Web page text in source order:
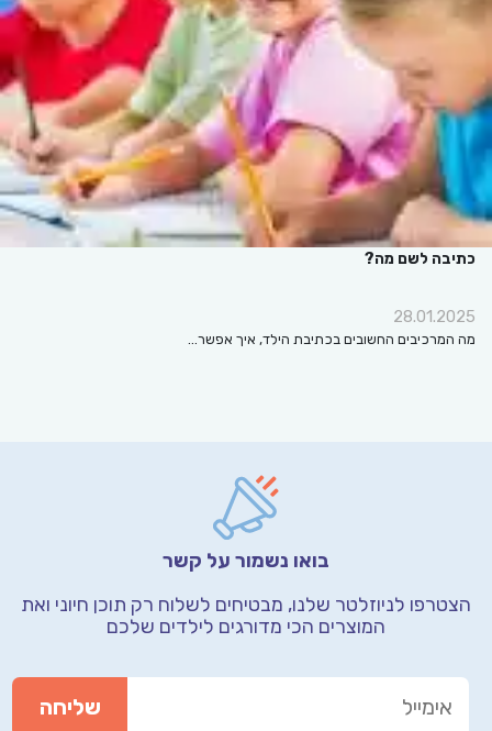
כתיבה לשם מה?
28.01.2025
מה המרכיבים החשובים בכתיבת הילד, איך אפשר…
בואו נשמור על קשר
הצטרפו לניוזלטר שלנו, מבטיחים לשלוח רק תוכן חיוני ואת
המוצרים הכי מדורגים לילדים שלכם